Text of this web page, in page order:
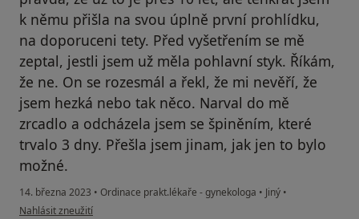
k němu přišla na svou úplně první prohlídku,
na doporuceni tety. Před vyšetřením se mě
zeptal, jestli jsem už měla pohlavní styk. Říkám,
že ne. On se rozesmál a řekl, že mi nevěří, že
jsem hezká nebo tak něco. Narval do mě
zrcadlo a odcházela jsem se špiněním, které
trvalo 3 dny. Přešla jsem jinam, jak jen to bylo
možné.
14. března 2023 • Ordinace prakt.lékaře - gynekologa • Jiný •
podle názoru uživatele Petra
Nahlásit zneužití